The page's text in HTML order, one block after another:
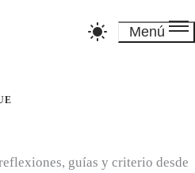
Menú
guías y criterio desde